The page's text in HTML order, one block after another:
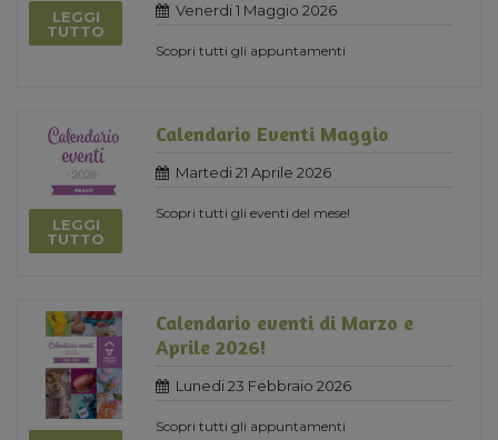
LEGGI
TUTTO
Venerdi 1 Maggio 2026
Scopri tutti gli appuntamenti
LEGGI
TUTTO
Calendario Eventi Maggio
Martedi 21 Aprile 2026
Scopri tutti gli eventi del mese!
Calendario eventi di Marzo e
Aprile 2026!
Lunedi 23 Febbraio 2026
Scopri tutti gli appuntamenti